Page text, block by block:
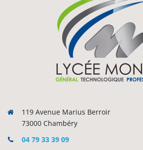
119 Avenue Marius Berroir
73000 Chambéry
04 79 33 39 09